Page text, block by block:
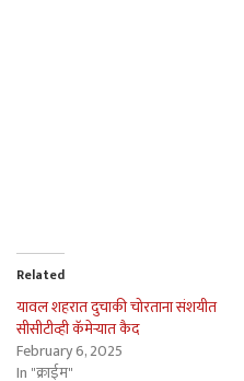
Related
यावल शहरात दुचाकी चोरताना संशयीत
सीसीटीव्ही कॅमेर्‍यात कैद
February 6, 2025
In "क्राईम"